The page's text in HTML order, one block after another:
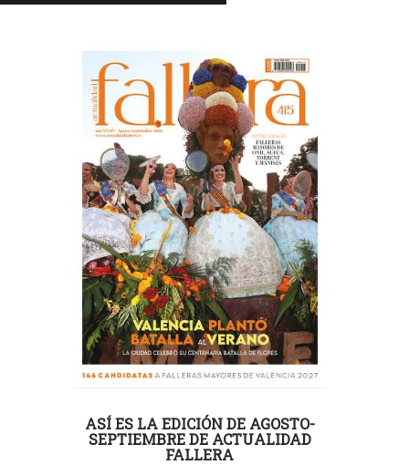
ASÍ ES LA EDICIÓN DE AGOSTO-
SEPTIEMBRE DE ACTUALIDAD
FALLERA